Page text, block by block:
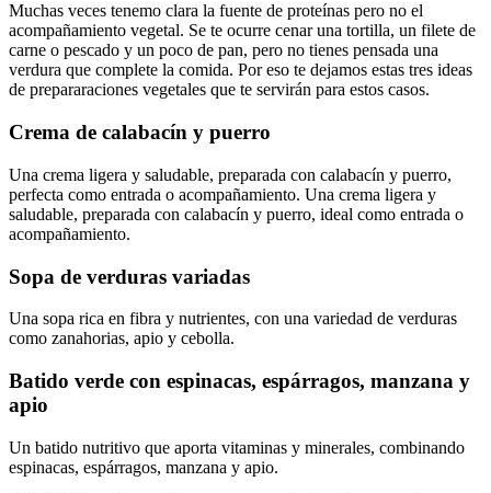
Muchas veces tenemo clara la fuente de proteínas pero no el
acompañamiento vegetal. Se te ocurre cenar una tortilla, un filete de
carne o pescado y un poco de pan, pero no tienes pensada una
verdura que complete la comida. Por eso te dejamos estas tres ideas
de prepararaciones vegetales que te servirán para estos casos.
Crema de calabacín y puerro
Una crema ligera y saludable, preparada con calabacín y puerro,
perfecta como entrada o acompañamiento. Una crema ligera y
saludable, preparada con calabacín y puerro, ideal como entrada o
acompañamiento.
Sopa de verduras variadas
Una sopa rica en fibra y nutrientes, con una variedad de verduras
como zanahorias, apio y cebolla.
Batido verde con espinacas, espárragos, manzana y
apio
Un batido nutritivo que aporta vitaminas y minerales, combinando
espinacas, espárragos, manzana y apio.